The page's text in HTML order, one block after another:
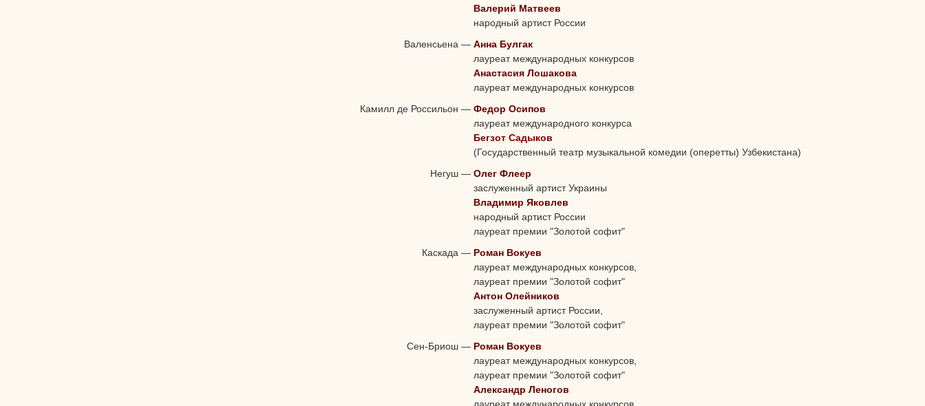
Валерий Матвеев
народный артист России
Валенсьена — Анна Булгак
лауреат международных конкурсов
Анастасия Лошакова
лауреат международных конкурсов
Камилл де Россильон — Федор Осипов
лауреат международного конкурса
Бегзот Садыков
(Государственный театр музыкальной комедии (оперетты) Узбекистана)
Негуш — Олег Флеер
заслуженный артист Украины
Владимир Яковлев
народный артист России
лауреат премии "Золотой софит"
Каскада — Роман Вокуев
лауреат международных конкурсов,
лауреат премии "Золотой софит"
Антон Олейников
заслуженный артист России,
лауреат премии "Золотой софит"
Сен-Бриош — Роман Вокуев
лауреат международных конкурсов,
лауреат премии "Золотой софит"
Александр Леногов
лауреат международных конкурсов